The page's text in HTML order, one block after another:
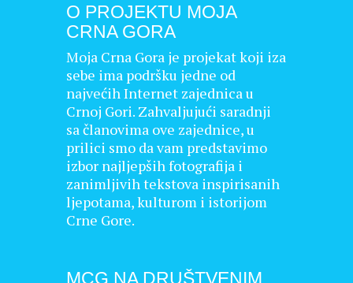
O PROJEKTU MOJA
CRNA GORA
Moja Crna Gora je projekat koji iza
sebe ima podršku jedne od
najvećih Internet zajednica u
Crnoj Gori. Zahvaljujući saradnji
sa članovima ove zajednice, u
prilici smo da vam predstavimo
izbor najljepših fotografija i
zanimljivih tekstova inspirisanih
ljepotama, kulturom i istorijom
Crne Gore.
MCG NA DRUŠTVENIM